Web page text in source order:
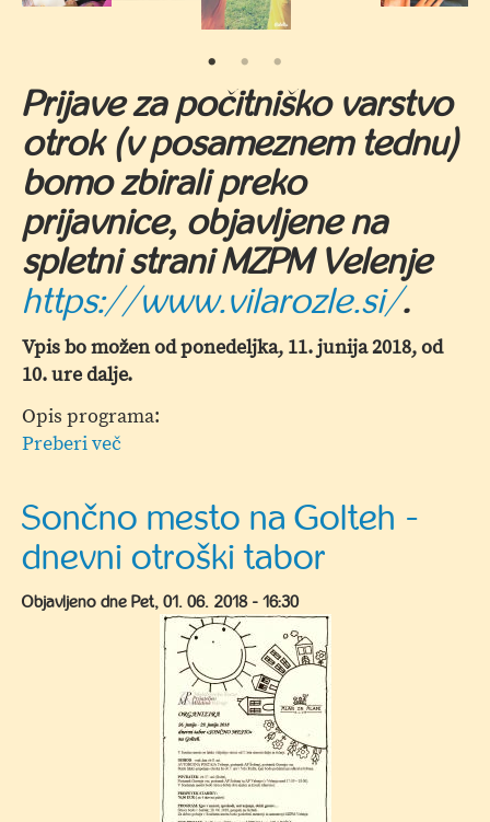
Prijave za počitniško varstvo
otrok (v posameznem tednu)
bomo zbirali preko
prijavnice, objavljene na
spletni strani MZPM Velenje
https://www.vilarozle.si/.
Vpis bo možen od ponedeljka, 11. junija 2018, od
10. ure dalje.
Opis programa:
Preberi več
POČITNICE
2018
POČITNIŠKO
VARSTVO
OTROK
Sončno mesto na Golteh -
dnevni otroški tabor
Objavljeno dne Pet, 01. 06. 2018 - 16:30